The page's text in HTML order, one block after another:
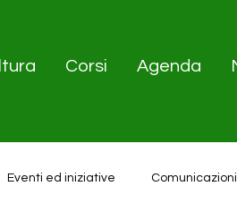
Corsi Agenda
Eventi ed iniziative Comunicazioni